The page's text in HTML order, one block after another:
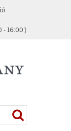
- 16:00 )